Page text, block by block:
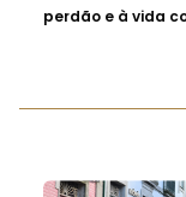
perdão e à vida